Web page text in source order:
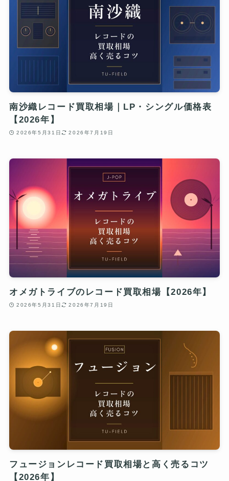
南沙織レコード買取相場｜LP・シングル価格表
【2026年】
2026年5月31日 2026年7月19日
オメガトライブのレコード買取相場【2026年】
2026年5月31日 2026年7月19日
フュージョンレコード買取相場と高く売るコツ
【2026年】